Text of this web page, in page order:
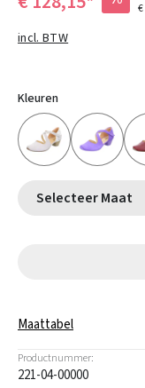
incl. BTW
Kleuren
Selecteer Maat
Maattabel
Productnummer:
221-04-00000